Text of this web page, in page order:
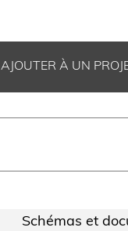
AJOUTER À UN
Schémas et